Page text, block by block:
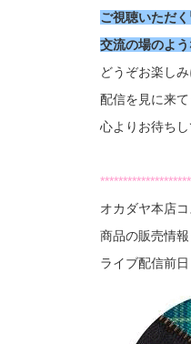
ご視聴いただ
交流の場のよ
どうぞお楽しみ
配信を見に来
心よりお待ちし
オカダヤ本店
商品の販売情
ライブ配信前